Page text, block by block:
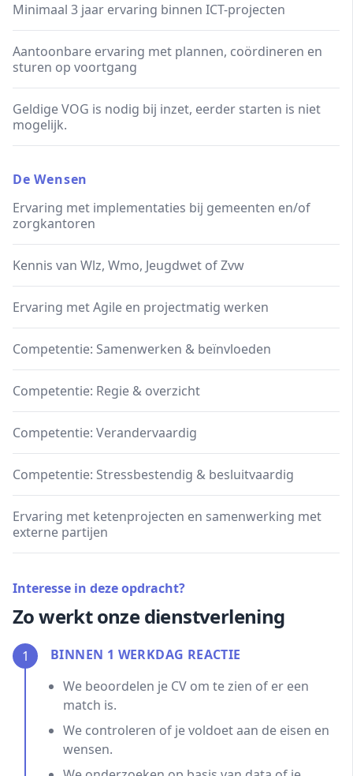
Minimaal 3 jaar ervaring binnen ICT-projecten
Aantoonbare ervaring met plannen, coördineren en
sturen op voortgang
Geldige VOG is nodig bij inzet, eerder starten is niet
mogelijk.
De Wensen
Ervaring met implementaties bij gemeenten en/of
zorgkantoren
Kennis van Wlz, Wmo, Jeugdwet of Zvw
Ervaring met Agile en projectmatig werken
Competentie: Samenwerken & beïnvloeden
Competentie: Regie & overzicht
Competentie: Verandervaardig
Competentie: Stressbestendig & besluitvaardig
Ervaring met ketenprojecten en samenwerking met
externe partijen
Interesse in deze opdracht?
Zo werkt onze dienstverlening
1
BINNEN 1 WERKDAG REACTIE
We beoordelen je CV om te zien of er een
match is.
We controleren of je voldoet aan de eisen en
wensen.